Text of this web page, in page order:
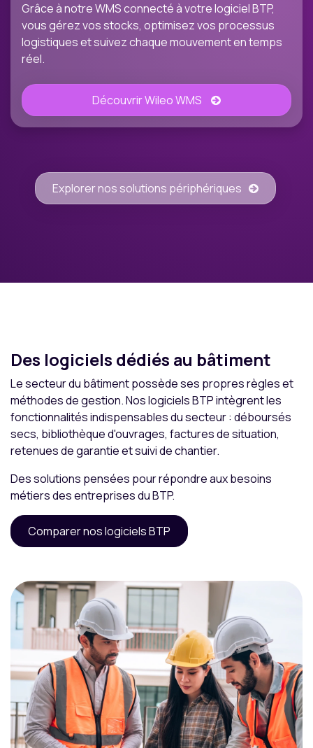
Grâce à notre WMS connecté à votre logiciel BTP,
vous gérez vos stocks, optimisez vos processus
logistiques et suivez chaque mouvement en temps
réel.
Découvrir Wileo WMS
Explorer nos solutions périphériques
Des logiciels dédiés au bâtiment
Le secteur du bâtiment possède ses propres règles et
méthodes de gestion. Nos logiciels BTP intègrent les
fonctionnalités indispensables du secteur : déboursés
secs, bibliothèque d'ouvrages, factures de situation,
retenues de garantie et suivi de chantier.
Des solutions pensées pour répondre aux besoins
métiers des entreprises du BTP.
Comparer nos logiciels BTP